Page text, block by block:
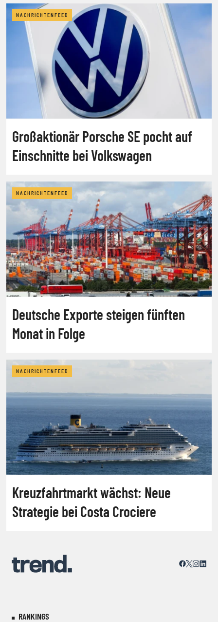
NACHRICHTENFEED
Großaktionär Porsche SE pocht auf
Einschnitte bei Volkswagen
NACHRICHTENFEED
Deutsche Exporte steigen fünften
Monat in Folge
NACHRICHTENFEED
Kreuzfahrtmarkt wächst: Neue
Strategie bei Costa Crociere
RANKINGS